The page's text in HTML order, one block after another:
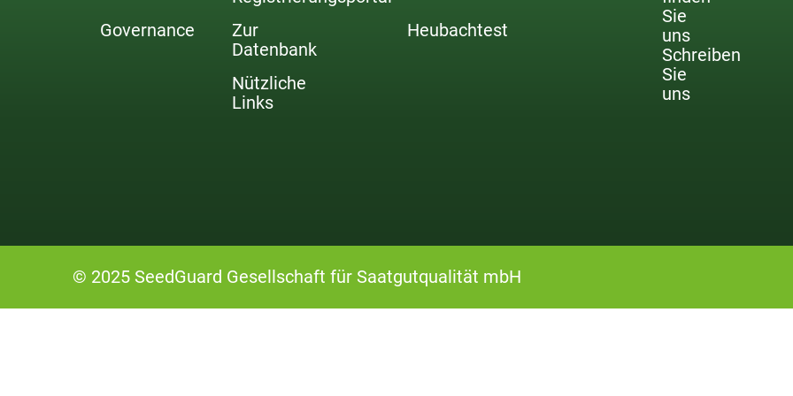
Governance
Zur
Datenbank
Nützliche
Links
Heubachtest
Sie
uns
Schreiben
Sie
uns
© 2025 SeedGuard Gesellschaft für Saatgutqualität mbH